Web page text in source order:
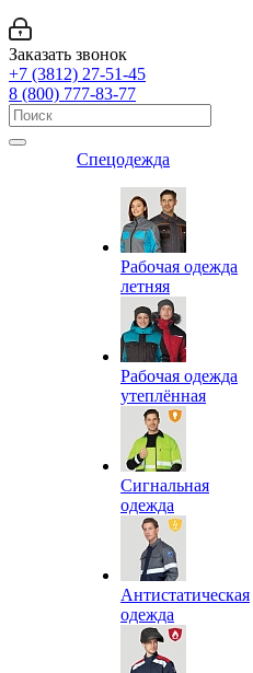
Заказать звонок
+7 (3812) 27-51-45
8 (800) 777-83-77
Спецодежда
Рабочая одежда
летняя
Рабочая одежда
утеплённая
Сигнальная
одежда
Антистатическая
одежда